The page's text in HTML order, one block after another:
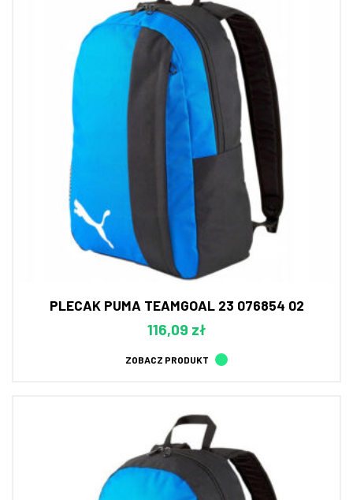
PLECAK PUMA TEAMGOAL 23 076854 02
116,09 zł
ZOBACZ PRODUKT